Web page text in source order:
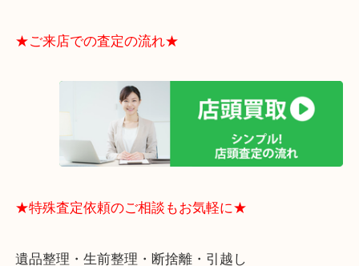
支えられて早3年目の買取専門店「大吉 MEGAドン
テ弁天町店」は、大阪市の買取価格満足度1位を目
日祝日も休まず年中無休で営業中！ドンキと駐車
提携により、お車での来店も安心！
★当店特徴★
・全国展開のスケールメリットで高額査定！